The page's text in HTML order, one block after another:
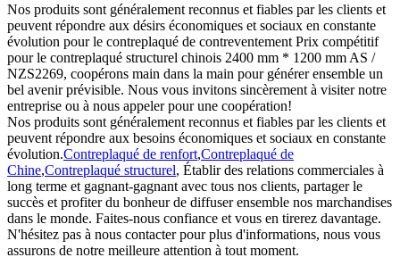
Nos produits sont généralement reconnus et fiables par les clients et
peuvent répondre aux désirs économiques et sociaux en constante
évolution pour le contreplaqué de contreventement Prix compétitif
pour le contreplaqué structurel chinois 2400 mm * 1200 mm AS /
NZS2269, coopérons main dans la main pour générer ensemble un
bel avenir prévisible. Nous vous invitons sincèrement à visiter notre
entreprise ou à nous appeler pour une coopération!
Nos produits sont généralement reconnus et fiables par les clients et
peuvent répondre aux besoins économiques et sociaux en constante
évolution.Contreplaqué de renfort,Contreplaqué de
Chine,Contreplaqué structurel, Établir des relations commerciales à
long terme et gagnant-gagnant avec tous nos clients, partager le
succès et profiter du bonheur de diffuser ensemble nos marchandises
dans le monde. Faites-nous confiance et vous en tirerez davantage.
N'hésitez pas à nous contacter pour plus d'informations, nous vous
assurons de notre meilleure attention à tout moment.